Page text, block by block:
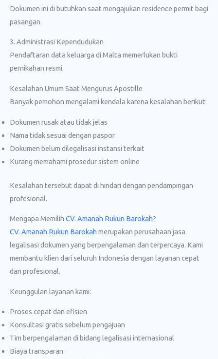
Dokumen ini di butuhkan saat mengajukan residence permit bagi
pasangan.
3. Administrasi Kependudukan
Pendaftaran data keluarga di Malta memerlukan bukti
pernikahan resmi.
Kesalahan Umum Saat Mengurus Apostille
Banyak pemohon mengalami kendala karena kesalahan berikut:
Dokumen rusak atau tidak jelas
Nama tidak sesuai dengan paspor
Dokumen belum dilegalisasi instansi terkait
Kurang memahami prosedur sistem online
Kesalahan tersebut dapat di hindari dengan pendampingan
profesional.
Mengapa Memilih CV. Amanah Rukun Barokah?
CV. Amanah Rukun Barokah merupakan perusahaan jasa
legalisasi dokumen yang berpengalaman dan terpercaya. Kami
membantu klien dari seluruh Indonesia dengan layanan cepat
dan profesional.
Keunggulan layanan kami:
Proses cepat dan efisien
Konsultasi gratis sebelum pengajuan
Tim berpengalaman di bidang legalisasi internasional
Biaya transparan